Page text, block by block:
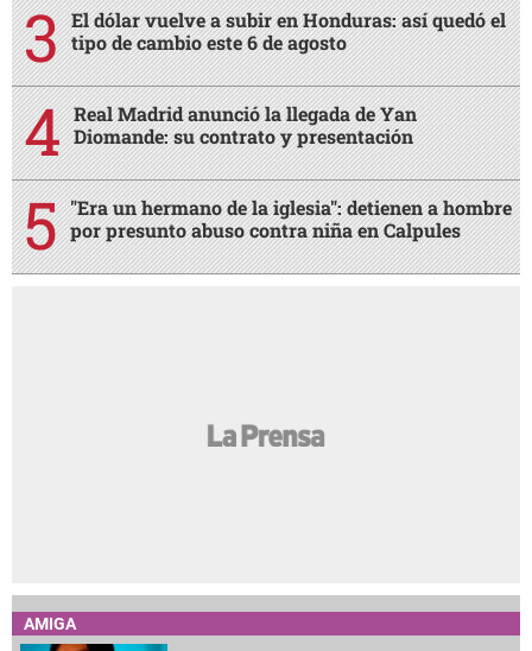
El dólar vuelve a subir en Honduras: así quedó el
tipo de cambio este 6 de agosto
Real Madrid anunció la llegada de Yan
Diomande: su contrato y presentación
"Era un hermano de la iglesia": detienen a hombre
por presunto abuso contra niña en Calpules
AMIGA